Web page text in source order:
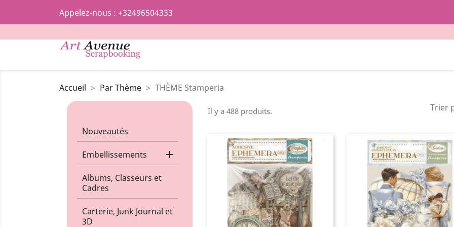
Appelez-nous : +32496504333
Accueil Par Thème THÈME Stamperia
Nouveautés
Embellissements 
Albums, Classeurs et
Cadres
Carterie, Junk Journal et
3D
Il y a 488 produits.
Trier